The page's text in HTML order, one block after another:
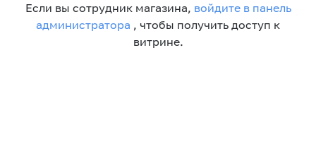
Если вы сотрудник магазина, войдите в панель
администратора , чтобы получить доступ к
витрине.